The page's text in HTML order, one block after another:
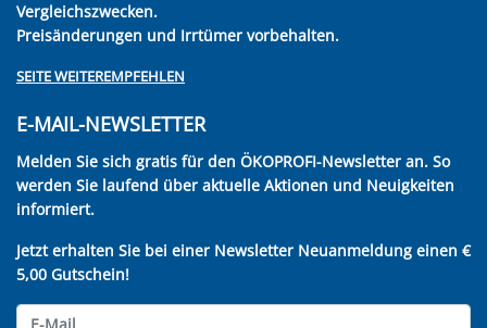
Vergleichszwecken.
Preisänderungen und Irrtümer vorbehalten.
SEITE WEITEREMPFEHLEN
E-MAIL-NEWSLETTER
Melden Sie sich gratis für den ÖKOPROFI-Newsletter an. So
werden Sie laufend über aktuelle Aktionen und Neuigkeiten
informiert.
Jetzt erhalten Sie bei einer Newsletter Neuanmeldung einen €
5,00 Gutschein!